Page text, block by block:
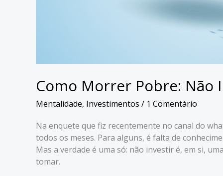
Como Morrer Pobre: Não
Mentalidade, Investimentos / 1 Comentário
Na enquete que fiz recentemente no canal do
todos os meses. Para alguns, é falta de
Mas a verdade é uma só: não investir é, em si,
tomar.